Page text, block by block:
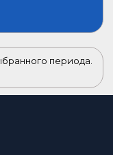
периода.